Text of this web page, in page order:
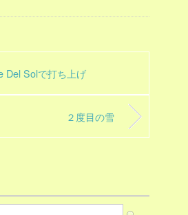
Del Solで打ち上げ
２度目の雪